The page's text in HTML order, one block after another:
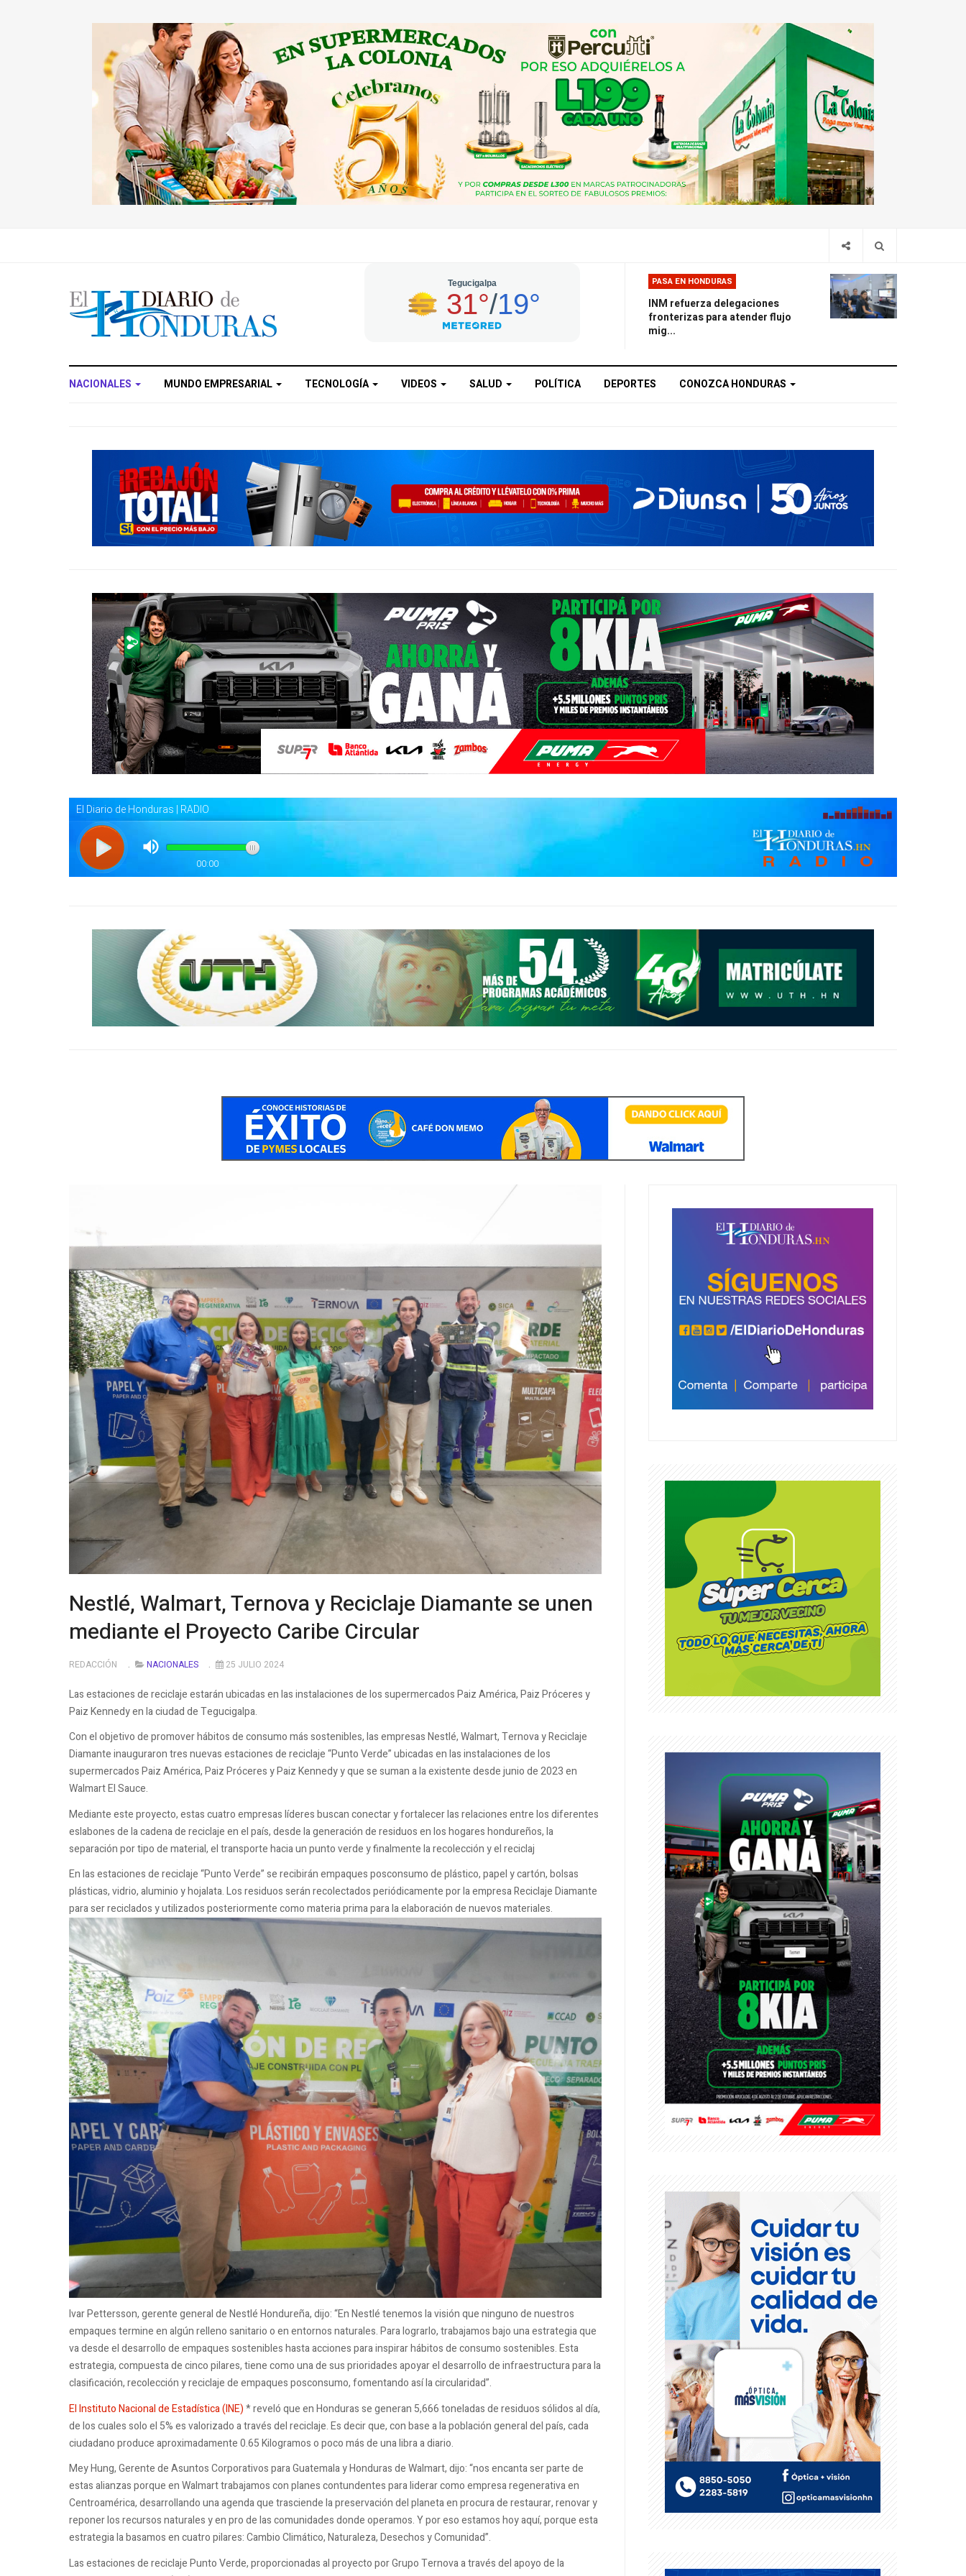
PASA EN HONDURAS
INM refuerza delegaciones
fronterizas para atender flujo
mig...
NACIONALES MUNDO EMPRESARIAL TECNOLOGÍA VIDEOS SALUD POLÍTICA DEPORTES CONOZCA HONDURAS
Nestlé, Walmart, Ternova y Reciclaje Diamante se unen
mediante el Proyecto Caribe Circular
REDACCIÓN NACIONALES 25 JULIO 2024
Las estaciones de reciclaje estarán ubicadas en las instalaciones de los supermercados Paiz América, Paiz Próceres y
Paiz Kennedy en la ciudad de Tegucigalpa.
Con el objetivo de promover hábitos de consumo más sostenibles, las empresas Nestlé, Walmart, Ternova y Reciclaje
Diamante inauguraron tres nuevas estaciones de reciclaje “Punto Verde” ubicadas en las instalaciones de los
supermercados Paiz América, Paiz Próceres y Paiz Kennedy y que se suman a la existente desde junio de 2023 en
Walmart El Sauce.
Mediante este proyecto, estas cuatro empresas líderes buscan conectar y fortalecer las relaciones entre los diferentes
eslabones de la cadena de reciclaje en el país, desde la generación de residuos en los hogares hondureños, la
separación por tipo de material, el transporte hacia un punto verde y finalmente la recolección y el reciclaj
En las estaciones de reciclaje “Punto Verde” se recibirán empaques posconsumo de plástico, papel y cartón, bolsas
plásticas, vidrio, aluminio y hojalata. Los residuos serán recolectados periódicamente por la empresa Reciclaje Diamante
para ser reciclados y utilizados posteriormente como materia prima para la elaboración de nuevos materiales.
Ivar Pettersson, gerente general de Nestlé Hondureña, dijo: “En Nestlé tenemos la visión que ninguno de nuestros
empaques termine en algún relleno sanitario o en entornos naturales. Para lograrlo, trabajamos bajo una estrategia que
va desde el desarrollo de empaques sostenibles hasta acciones para inspirar hábitos de consumo sostenibles. Esta
estrategia, compuesta de cinco pilares, tiene como una de sus prioridades apoyar el desarrollo de infraestructura para la
clasificación, recolección y reciclaje de empaques posconsumo, fomentando así la circularidad”.
El Instituto Nacional de Estadística (INE)* reveló que en Honduras se generan 5,666 toneladas de residuos sólidos al día,
de los cuales solo el 5% es valorizado a través del reciclaje. Es decir que, con base a la población general del país, cada
ciudadano produce aproximadamente 0.65 Kilogramos o poco más de una libra a diario.
Mey Hung, Gerente de Asuntos Corporativos para Guatemala y Honduras de Walmart, dijo: “nos encanta ser parte de
estas alianzas porque en Walmart trabajamos con planes contundentes para liderar como empresa regenerativa en
Centroamérica, desarrollando una agenda que trasciende la preservación del planeta en procura de restaurar, renovar y
reponer los recursos naturales y en pro de las comunidades donde operamos. Y por eso estamos hoy aquí, porque esta
estrategia la basamos en cuatro pilares: Cambio Climático, Naturaleza, Desechos y Comunidad”.
Las estaciones de reciclaje Punto Verde, proporcionadas al proyecto por Grupo Ternova a través del apoyo de la